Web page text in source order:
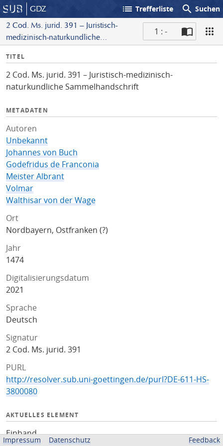
GDZ list Trefferliste search Suchen
2 Cod. Ms. jurid. 391 – Juristisch-
medizinisch-naturkundliche
1 : -
I
f
o
TITEL
2 Cod. Ms. jurid. 391 – Juristisch-medizinisch-
naturkundliche Sammelhandschrift
METADATEN
Autoren
Unbekannt
Johannes von Buch
Godefridus de Franconia
Meister Albrant
Volmar
Walthisar von der Wage
Ort
Nordbayern, Ostfranken (?)
Jahr
1474
Digitalisierungsdatum
2021
Sprache
Deutsch
Signatur
2 Cod. Ms. jurid. 391
PURL
http://resolver.sub.uni-goettingen.de/purl?DE-611-HS-
3800080
AKTUELLES ELEMENT
Einband
Impressum Datenschutz Feedback